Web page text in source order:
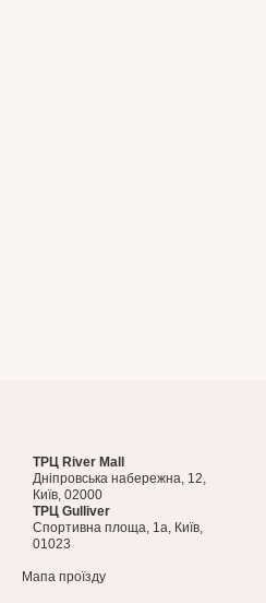
ТРЦ River Mall
Дніпровська набережна, 12,
Київ, 02000
ТРЦ Gulliver
Спортивна площа, 1a, Київ,
01023
Мапа проїзду